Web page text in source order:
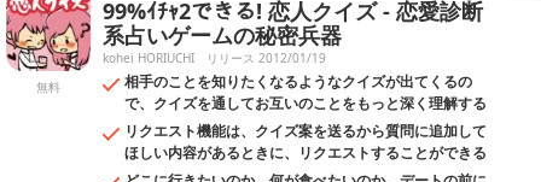
無料
99%ｲﾁｬ2できる! 恋人クイズ - 恋愛診断
系占いゲームの秘密兵器
kohei HORIUCHI リリース 2012/01/19
相手のことを知りたくなるようなクイズが出てくるの
で、クイズを通してお互いのことをもっと深く理解する
リクエスト機能は、クイズ案を送るから質問に追加して
ほしい内容があるときに、リクエストすることができる